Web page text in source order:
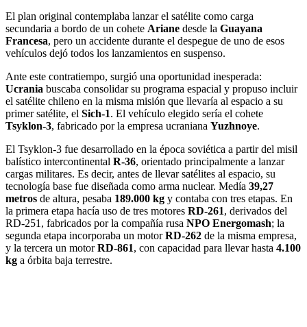
El plan original contemplaba lanzar el satélite como carga
secundaria a bordo de un cohete Ariane desde la Guayana
Francesa, pero un accidente durante el despegue de uno de esos
vehículos dejó todos los lanzamientos en suspenso.
Ante este contratiempo, surgió una oportunidad inesperada:
Ucrania buscaba consolidar su programa espacial y propuso incluir
el satélite chileno en la misma misión que llevaría al espacio a su
primer satélite, el Sich-1. El vehículo elegido sería el cohete
Tsyklon-3, fabricado por la empresa ucraniana Yuzhnoye.
El Tsyklon-3 fue desarrollado en la época soviética a partir del misil
balístico intercontinental R-36, orientado principalmente a lanzar
cargas militares. Es decir, antes de llevar satélites al espacio, su
tecnología base fue diseñada como arma nuclear. Medía 39,27
metros de altura, pesaba 189.000 kg y contaba con tres etapas. En
la primera etapa hacía uso de tres motores RD-261, derivados del
RD-251, fabricados por la compañía rusa NPO Energomash; la
segunda etapa incorporaba un motorRD-262 de la misma empresa,
y la tercera un motorRD-861, con capacidad para llevar hasta 4.100
kg a órbita baja terrestre.